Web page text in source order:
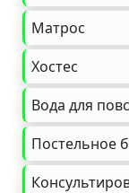
Матрос
Хостес
Вода для
Постельное